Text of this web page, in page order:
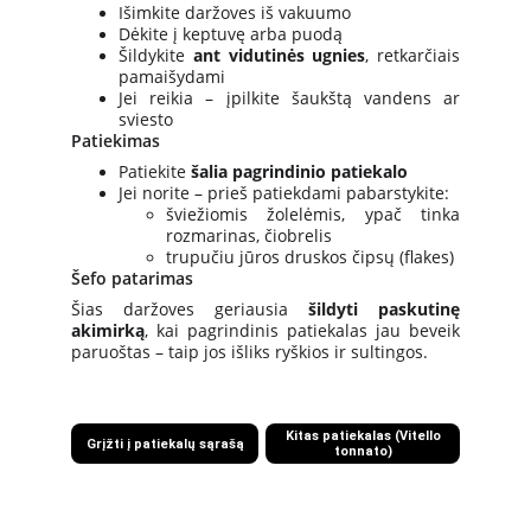
Išimkite daržoves iš vakuumo
Dėkite į keptuvę arba puodą
Šildykite ant vidutinės ugnies, retkarčiais
pamaišydami
Jei reikia – įpilkite šaukštą vandens ar
sviesto
Patiekimas
Patiekite šalia pagrindinio patiekalo
Jei norite – prieš patiekdami pabarstykite:
šviežiomis žolelėmis, ypač tinka
rozmarinas, čiobrelis
trupučiu jūros druskos čipsų (flakes)
Šefo patarimas
Šias daržoves geriausia šildyti paskutinę
akimirką, kai pagrindinis patiekalas jau beveik
paruoštas – taip jos išliks ryškios ir sultingos.
Grįžti į patiekalų sąrašą
Kitas patiekalas (Vitello
tonnato)